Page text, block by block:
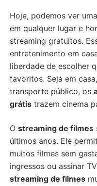
Hoje, podemos ver
em qualquer lugar e
streaming gratuitos.
entretenimento em
liberdade de escolher
favoritos. Seja em
transporte público, os
grátis trazem cinema
O streaming de filmes
últimos anos. Ele
muitos filmes sem
ingressos ou assinar
streaming de filmes